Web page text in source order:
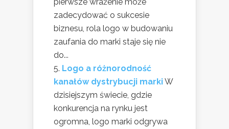
zadecydować o sukcesie
biznesu, rola logo w budowaniu
zaufania do marki staje się nie
do...
Logo a różnorodność
kanałów dystrybucji markiW
dzisiejszym świecie, gdzie
konkurencja na rynku jest
ogromna, logo marki odgrywa